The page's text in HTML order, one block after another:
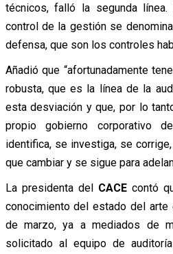
técnicos, falló la segunda
control de la gestión se
defensa, que son los controles
Añadió que “afortunadamente
robusta, que es la línea de la
esta desviación y que, por lo
propio gobierno corporativo
identifica, se investiga, se
que cambiar y se sigue para
La presidenta del CACEcontó
conocimiento del estado del
de marzo, ya a mediados de
solicitado al equipo de